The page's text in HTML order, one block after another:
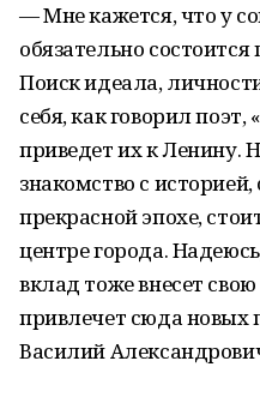
— Мне кажется, что у
обязательно
Поиск идеала,
себя, как говорил поэт,
приведет их к Ленину.
знакомство с
прекрасной эпохе,
центре города.
вклад тоже внесет свою
привлечет сюда новых
Василий